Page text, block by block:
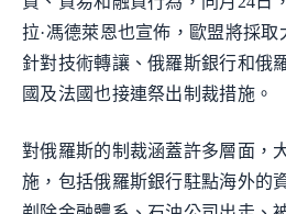
拉·馮德萊恩也宣佈，歐盟將採
針對技術轉讓、俄羅斯銀行和俄
國及法國也接連祭出制裁措施。
對俄羅斯的制裁涵蓋許多層面，
施，包括俄羅斯銀行駐點海外的